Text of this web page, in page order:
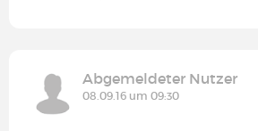
Abgemeldeter Nutzer
08.09.16 um 09:30